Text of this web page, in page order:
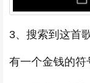
3、搜索到这首
有一个金钱的符